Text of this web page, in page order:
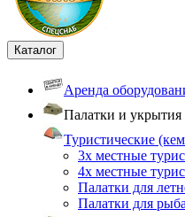
Каталог
Аренда
Палатки и укрытия
Туристические
3х местные
4х местные
Палатки для
Палатки для